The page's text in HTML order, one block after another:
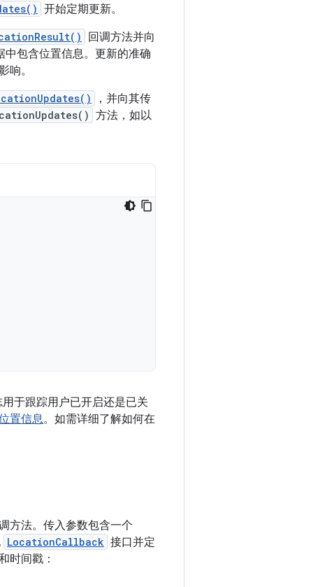
开始定期更新。
回调方法并向
中包含位置信息。更新的准确
响。
，并向其传
方法，如以
用于跟踪用户已开启还是已关
置信息。如需详细了解如何在
方法。传入参数包含一个
LocationCallback 接口并定
时间戳：